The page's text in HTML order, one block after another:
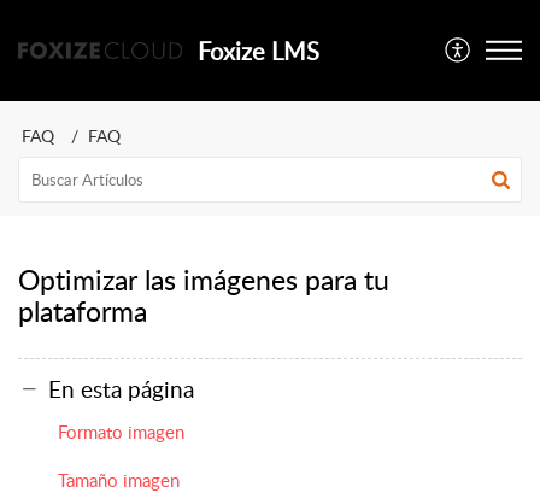
Foxize LMS
FAQ FAQ
Optimizar las imágenes para tu
plataforma
En esta página
Formato imagen
Tamaño imagen